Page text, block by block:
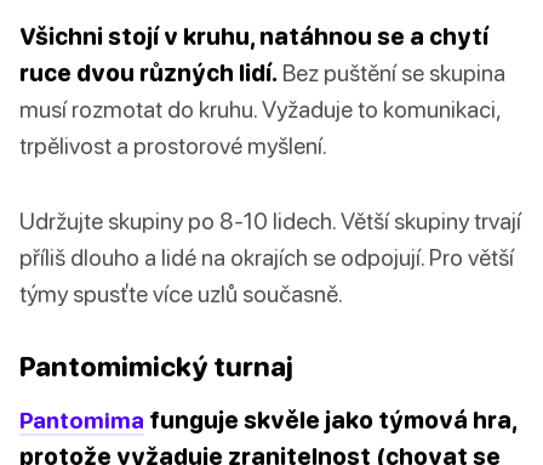
Všichni stojí v kruhu, natáhnou se a chytí
ruce dvou různých lidí. Bez puštění se skupina
musí rozmotat do kruhu. Vyžaduje to komunikaci,
trpělivost a prostorové myšlení.
Udržujte skupiny po 8-10 lidech. Větší skupiny trvají
příliš dlouho a lidé na okrajích se odpojují. Pro větší
týmy spusťte více uzlů současně.
Pantomimický turnaj
Pantomima funguje skvěle jako týmová hra,
protože vyžaduje zranitelnost (chovat se